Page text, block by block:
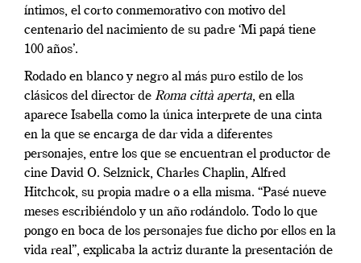
íntimos, el corto conmemorativo con motivo del
centenario del nacimiento de su padre ‘Mi papá tiene
100 años’.
Rodado en blanco y negro al más puro estilo de los
clásicos del director de Roma città aperta, en ella
aparece Isabella como la única interprete de una cinta
en la que se encarga de dar vida a diferentes
personajes, entre los que se encuentran el productor de
cine David O. Selznick, Charles Chaplin, Alfred
Hitchcok, su propia madre o a ella misma. “Pasé nueve
meses escribiéndolo y un año rodándolo. Todo lo que
pongo en boca de los personajes fue dicho por ellos en la
vida real”, explicaba la actriz durante la presentación de